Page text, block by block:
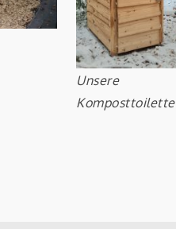
Unsere
Komposttoilette